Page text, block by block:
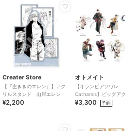
Creater Store
【『左ききのエレン』】アク
リルスタンド 山岸エレン
¥2,200
オトメイト
【オランピアソワレ
Catharsis】ビッグアク
タンド(全7種)
¥3,300 予約